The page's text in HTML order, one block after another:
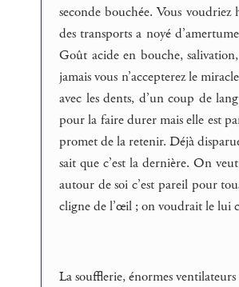
seconde bouchée. Vous
des transports a noyé
Goût acide en bouche,
jamais vous n’accepterez le
avec les dents, d’un coup de
pour la faire durer mais elle est
promet de la retenir. Déjà
sait que c’est la dernière. On
autour de soi c’est pareil pour
cligne de l’œil ; on voudrait le lui
La soufflerie, énormes